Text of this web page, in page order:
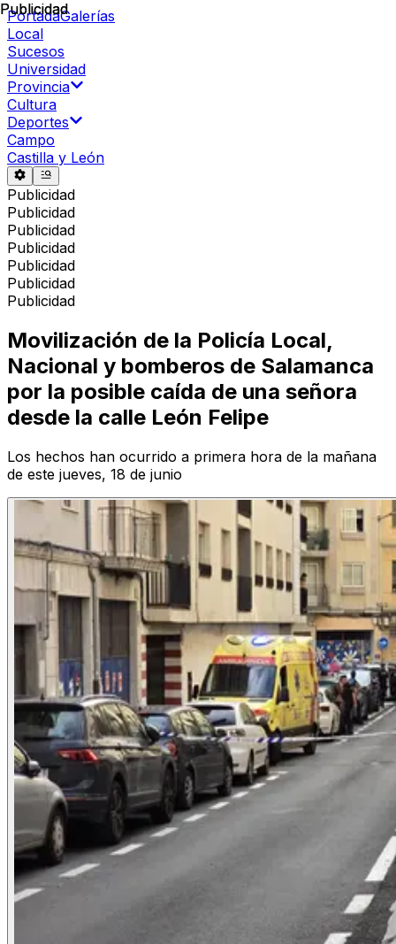
PortadaGalerías
Local
Sucesos
Universidad
Provincia
Cultura
Deportes
Campo
Castilla y León
Publicidad
Publicidad
Publicidad
Publicidad
Publicidad
Publicidad
Publicidad
Publicidad
Movilización de la Policía Local,
Nacional y bomberos de Salamanca
por la posible caída de una señora
desde la calle León Felipe
Los hechos han ocurrido a primera hora de la mañana
de este jueves, 18 de junio
Publicidad